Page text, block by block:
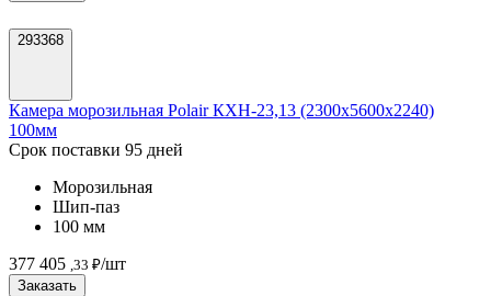
293368
Камера морозильная Polair КХН-23,13 (2300х5600х2240)
100мм
Срок поставки 95 дней
Морозильная
Шип-паз
100 мм
377 405 ,33 ₽/шт
Заказать